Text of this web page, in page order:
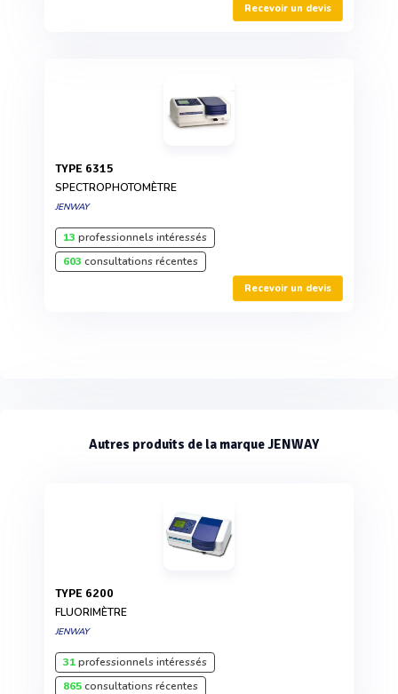
Recevoir un devis
TYPE 6315
SPECTROPHOTOMÈTRE
JENWAY
13 professionnels intéressés
603 consultations récentes
Recevoir un devis
Autres produits de la marque JENWAY
TYPE 6200
FLUORIMÈTRE
JENWAY
31professionnels intéressés
865consultations récentes